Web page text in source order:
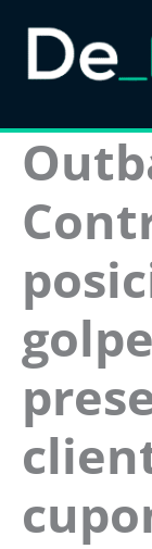
para